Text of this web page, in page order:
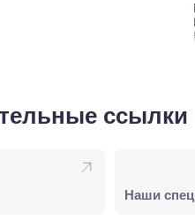
ссылки
Наши